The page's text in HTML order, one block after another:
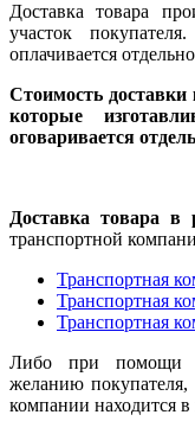
Доставка товара
участок
оплачивается
Стоимость доставки
которые
оговаривается
Доставка товара в
транспортной
Транспортная
Транспортная
Транспортная
Либо при помощи
желанию
компании находится